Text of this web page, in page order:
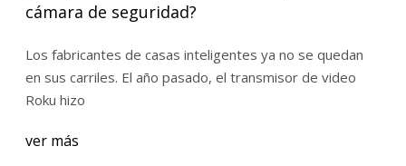
cámara de seguridad?
Los fabricantes de casas inteligentes ya no se quedan
en sus carriles. El año pasado, el transmisor de video
Roku hizo
ver más